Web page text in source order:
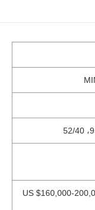
US $160,000-